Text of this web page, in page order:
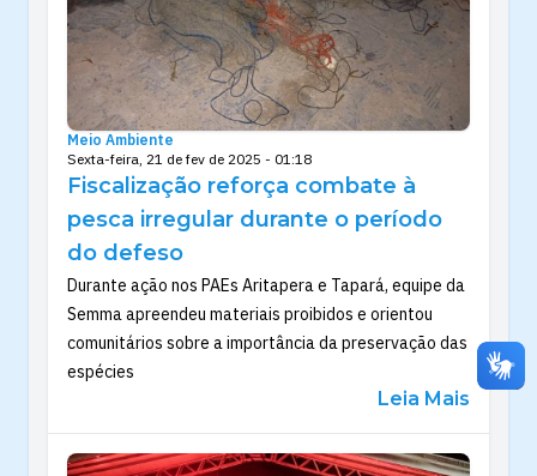
Meio Ambiente
Sexta-feira, 21 de fev de 2025 - 01:18
Fiscalização reforça combate à
pesca irregular durante o período
do defeso
Durante ação nos PAEs Aritapera e Tapará, equipe da
Semma apreendeu materiais proibidos e orientou
comunitários sobre a importância da preservação das
espécies
Leia Mais